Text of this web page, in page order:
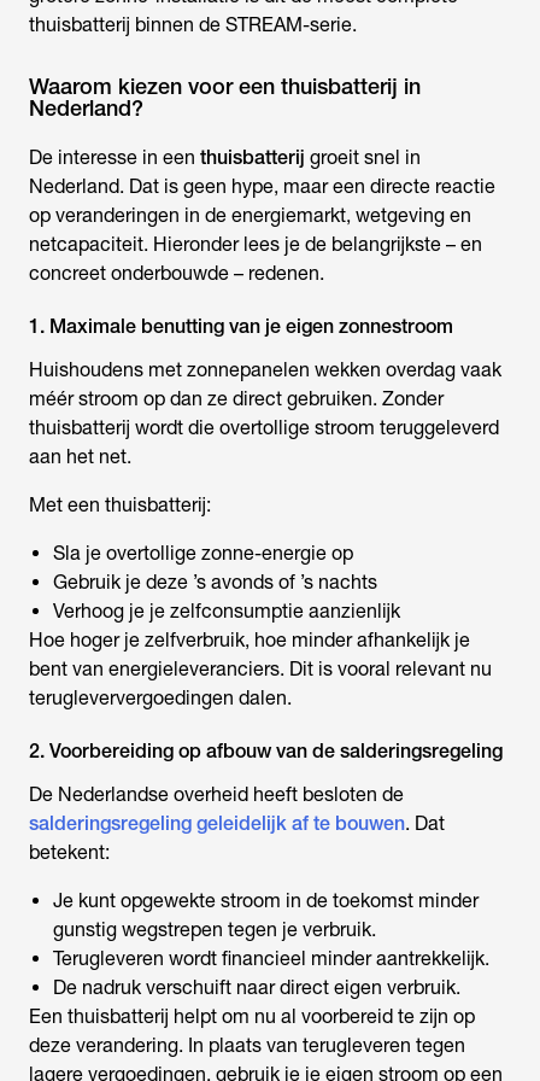
thuisbatterij binnen de STREAM-serie.
Waarom kiezen voor een thuisbatterij in
Nederland?
De interesse in een thuisbatterij groeit snel in
Nederland. Dat is geen hype, maar een directe reactie
op veranderingen in de energiemarkt, wetgeving en
netcapaciteit. Hieronder lees je de belangrijkste – en
concreet onderbouwde – redenen.
1. Maximale benutting van je eigen zonnestroom
Huishoudens met zonnepanelen wekken overdag vaak
méér stroom op dan ze direct gebruiken. Zonder
thuisbatterij wordt die overtollige stroom teruggeleverd
aan het net.
Met een thuisbatterij:
Sla je overtollige zonne-energie op
Gebruik je deze ’s avonds of ’s nachts
Verhoog je je zelfconsumptie aanzienlijk
Hoe hoger je zelfverbruik, hoe minder afhankelijk je
bent van energieleveranciers. Dit is vooral relevant nu
terugleververgoedingen dalen.
2. Voorbereiding op afbouw van de salderingsregeling
De Nederlandse overheid heeft besloten de
salderingsregeling geleidelijk af te bouwen. Dat
betekent:
Je kunt opgewekte stroom in de toekomst minder
gunstig wegstrepen tegen je verbruik.
Terugleveren wordt financieel minder aantrekkelijk.
De nadruk verschuift naar direct eigen verbruik.
Een thuisbatterij helpt om nu al voorbereid te zijn op
deze verandering. In plaats van terugleveren tegen
lagere vergoedingen, gebruik je je eigen stroom op een